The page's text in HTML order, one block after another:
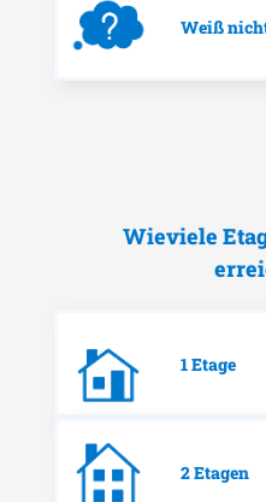
Weiß
Wieviele
1 Etage
2 Etagen